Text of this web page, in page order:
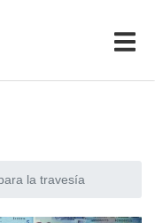
la travesía